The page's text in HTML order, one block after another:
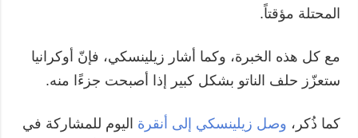
المحتلة مؤقتاً.
مع كل هذه الخبرة، وكما أشار زيلينسكي، فإنّ أوكرانيا
ستعزّز حلف الناتو بشكل كبير إذا أصبحت جزءًا منه.
كما ذُكر، وصل زيلينسكي إلى أنقرة اليوم للمشاركة في